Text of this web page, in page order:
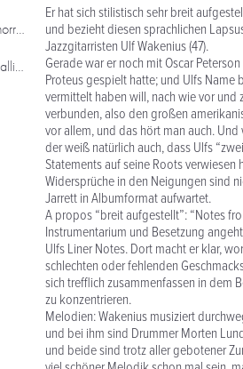
Memories of Tomorrow (jarrett)
Seven Days Of Falling ( E.S.T.)
Er hat sich stilistisch sehr breit
und bezieht diesen sprachlichen
Jazzgitarristen Ulf Wakenius (47).
Gerade war er noch mit Oscar
Proteus gespielt hatte; und Ulfs
vermittelt haben will, nach wie vor
verbunden, also den großen
vor allem, und das hört man auch.
der weiß natürlich auch, dass Ulfs
Statements auf seine Roots verwiesen
Widersprüche in den Neigungen sind
Jarrett in Albumformat aufwartet.
A propos “breit aufgestellt”: “Notes
Instrumentarium und Besetzung
Ulfs Liner Notes. Dort macht er klar,
schlechten oder fehlenden
sich trefflich zusammenfassen in dem
zu konzentrieren.
Melodien: Wakenius musiziert
und bei ihm sind Drummer Morten
und beide sind trotz aller gebotener